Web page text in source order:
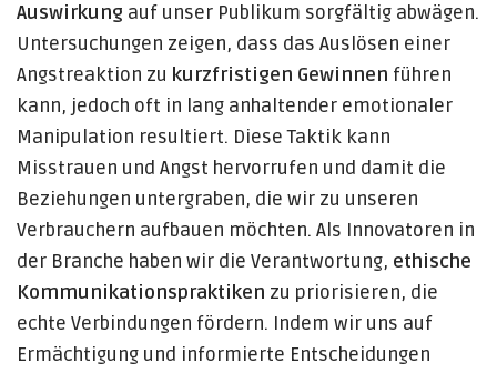
Auswirkung auf unser Publikum sorgfältig abwägen.
Untersuchungen zeigen, dass das Auslösen einer
Angstreaktion zu kurzfristigen Gewinnen führen
kann, jedoch oft in lang anhaltender emotionaler
Manipulation resultiert. Diese Taktik kann
Misstrauen und Angst hervorrufen und damit die
Beziehungen untergraben, die wir zu unseren
Verbrauchern aufbauen möchten. Als Innovatoren in
der Branche haben wir die Verantwortung, ethische
Kommunikationspraktiken zu priorisieren, die
echte Verbindungen fördern. Indem wir uns auf
Ermächtigung und informierte Entscheidungen